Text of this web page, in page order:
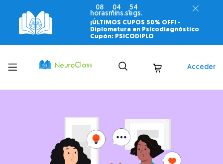
08
horas
04
mins.
53
segs.
¡ÚLTIMOS CUPOS 50% OFF! -
Diplomatura en Psicodiagnóstico
Cupón: PSICODIPLO
Toggle
menu
Acceder